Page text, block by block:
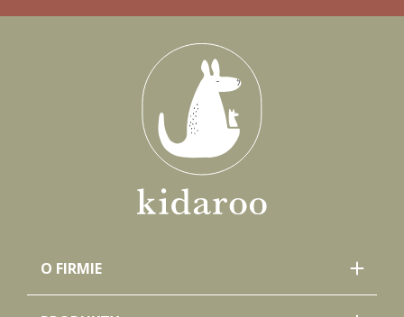
O FIRMIE